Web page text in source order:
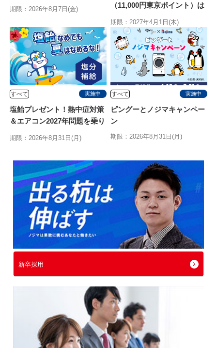
期限：2026年8月7日(金)
（11,000円東京ポイント）は
期限：2027年4月1日(木)
すべて 実施中
塩飴プレゼント！熱中症対策
＆エアコン2027年問題を乗り
期限：2026年8月31日(月)
すべて 実施中
ピングーとノジマキャンペー
ン
期限：2026年8月31日(月)
新卒採用